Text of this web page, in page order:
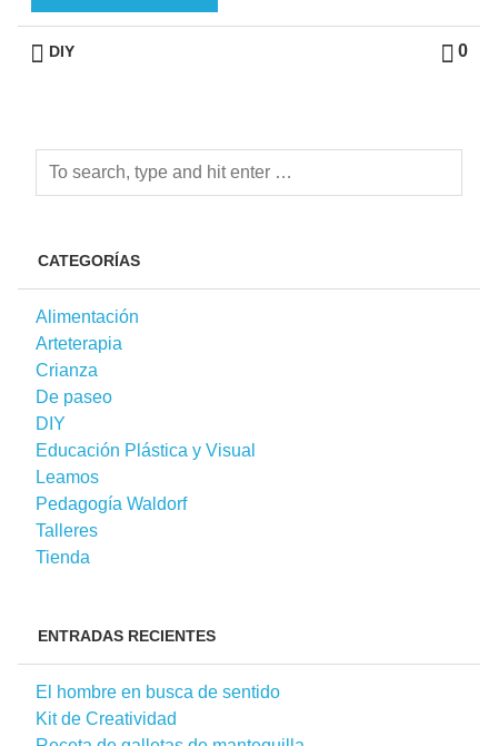
0
DIY
CATEGORÍAS
Alimentación
Arteterapia
Crianza
De paseo
DIY
Educación Plástica y Visual
Leamos
Pedagogía Waldorf
Talleres
Tienda
ENTRADAS RECIENTES
El hombre en busca de sentido
Kit de Creatividad